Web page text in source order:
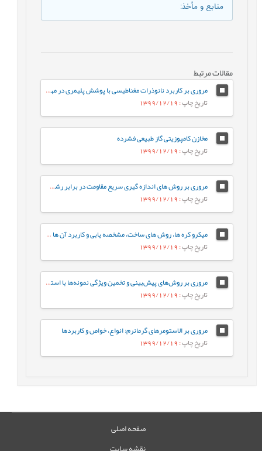
منابع و مأخذ:
مقالات مرتبط
مروری بر کاربرد نانوذرات مغناطیسی با پوشش پلیمری در مهندسی بافت
تاریخ چاپ: 1399/12/19
مخازن کامپوزیتی گاز طبیعی فشرده
تاریخ چاپ: 1399/12/19
مروری بر روش های اندازه گیری سریع مقاومت در برابر رشد آهسته ترک پلی اتیلن سنگین
تاریخ چاپ: 1399/12/19
میکرو کره ها، روش های ساخت، مشخصه يابی و کاربرد آن ها در دارورسانی
تاریخ چاپ: 1399/12/19
مروری بر روش‌های پیش‌بینی و تخمین ویژگی نمونه‌ها با استفاده از روش‌های تجزیه‌ای و الگوریتم‌های یادگیری ماشین
تاریخ چاپ: 1399/12/19
مروری بر الاستومرهای گرمانرم: انواع، خواص و کاربردها
تاریخ چاپ: 1399/12/19
صفحه اصلی